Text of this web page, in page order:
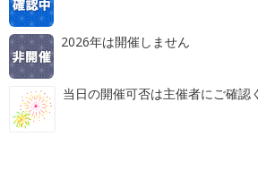
2026年は開催しません
当日の開催可否は主催者にご確認